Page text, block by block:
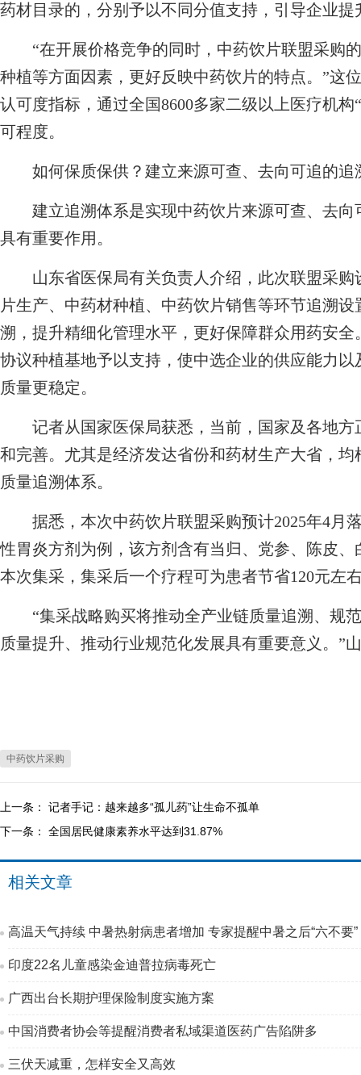
药材目录的，分别予以不同分值支持，引导企业提
“在开展价格竞争的同时，中药饮片联盟采购
种植等方面因素，更好反映中药饮片的特点。”这
认可度指标，通过全国8600多家二级以上医疗机
可程度。
如何保质保供？建立来源可查、去向可追的追
建立追溯体系是实现中药饮片来源可查、去向
具有重要作用。
山东省医保局有关负责人介绍，此次联盟采购
片生产、中药材种植、中药饮片销售等环节追溯
溯，提升精细化管理水平，更好保障群众用药安
协议种植基地予以支持，使中选企业的供应能力
质量更稳定。
记者从国家医保局获悉，当前，国家及各地方
和完善。尤其是经济发达省份和药材生产大省，
质量追溯体系。
据悉，本次中药饮片联盟采购预计2025年4月
性胃炎方剂为例，该方剂含有当归、党参、陈皮
本次集采，集采后一个疗程可为患者节省120元左
“集采战略购买将推动全产业链质量追溯、规
质量提升、推动行业规范化发展具有重要意义。”
中药饮片采购
上一条： 记者手记：越来越多“孤儿药”让生命不孤单
下一条： 全国居民健康素养水平达到31.87%
相关文章
高温天气持续 中暑热射病患者增加 专家提醒中暑之后“六不要”
印度22名儿童感染金迪普拉病毒死亡
广西出台长期护理保险制度实施方案
中国消费者协会等提醒消费者私域渠道医药广告陷阱多
三伏天减重，怎样安全又高效